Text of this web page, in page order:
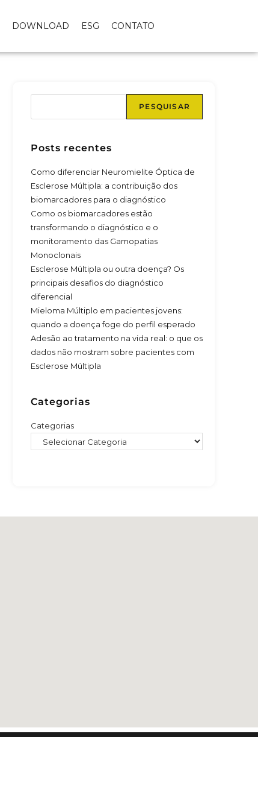
DOWNLOAD ESG CONTATO
PESQUISAR
Posts recentes
Como diferenciar Neuromielite Óptica de
Esclerose Múltipla: a contribuição dos
biomarcadores para o diagnóstico
Como os biomarcadores estão
transformando o diagnóstico e o
monitoramento das Gamopatias
Monoclonais
Esclerose Múltipla ou outra doença? Os
principais desafios do diagnóstico
diferencial
Mieloma Múltiplo em pacientes jovens:
quando a doença foge do perfil esperado
Adesão ao tratamento na vida real: o que os
dados não mostram sobre pacientes com
Esclerose Múltipla
Categorias
Categorias